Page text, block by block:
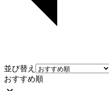
並び替え
おすすめ順